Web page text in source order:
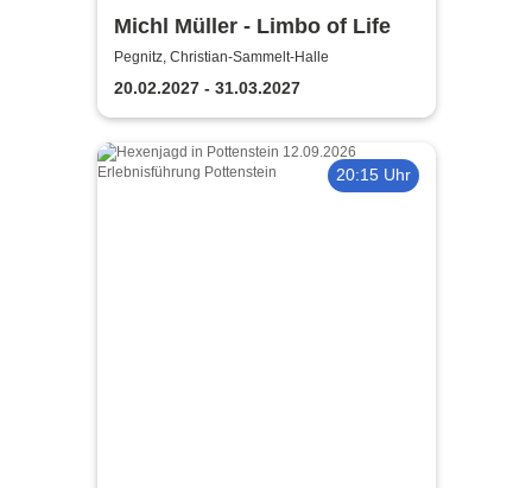
Michl Müller - Limbo of Life
Pegnitz, Christian-Sammelt-Halle
20.02.2027 - 31.03.2027
20:15 Uhr